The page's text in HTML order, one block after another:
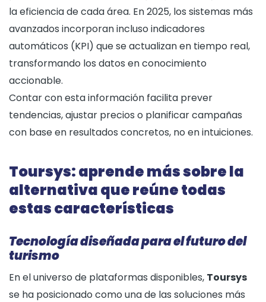
la eficiencia de cada área. En 2025, los sistemas más
avanzados incorporan incluso indicadores
automáticos (KPI) que se actualizan en tiempo real,
transformando los datos en conocimiento
accionable.
Contar con esta información facilita prever
tendencias, ajustar precios o planificar campañas
con base en resultados concretos, no en intuiciones.
Toursys: aprende más sobre la
alternativa que reúne todas
estas características
Tecnología diseñada para el futuro del
turismo
En el universo de plataformas disponibles, Toursys
se ha posicionado como una de las soluciones más